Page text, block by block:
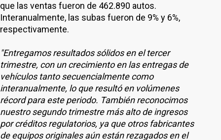
que las ventas fueron de 462.890 autos.
Interanualmente, las subas fueron de 9% y 6%,
respectivamente.
"Entregamos resultados sólidos en el tercer
trimestre, con un crecimiento en las entregas de
vehículos tanto secuencialmente como
interanualmente, lo que resultó en volúmenes
récord para este periodo. También reconocimos
nuestro segundo trimestre más alto de ingresos
por créditos regulatorios, ya que otros fabricantes
de equipos originales aún están rezagados en el